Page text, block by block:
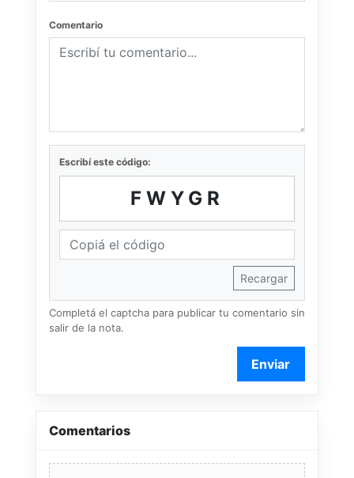
Comentario
Escribí este código:
FWYGR
Recargar
Completá el captcha para publicar tu comentario sin
salir de la nota.
Enviar
Comentarios